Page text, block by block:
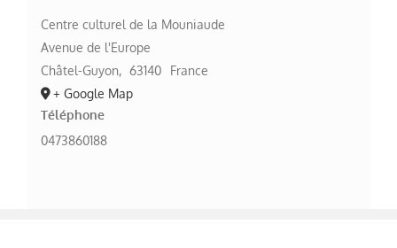
Centre culturel de la Mouniaude
Avenue de l'Europe
Châtel-Guyon, 63140
France
+ Google Map
Téléphone
0473860188